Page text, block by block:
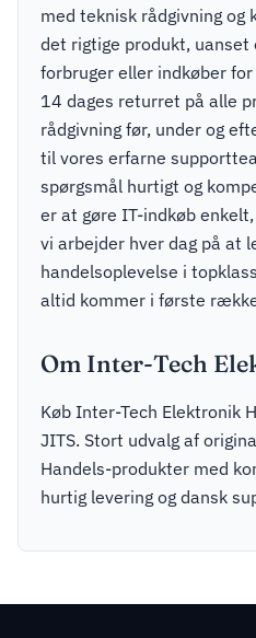
med teknisk rådgivning og
det rigtige produkt, uanset
forbruger eller indkøber
14 dages returret på alle
rådgivning før, under og
til vores erfarne
spørgsmål hurtigt og
er at gøre IT-indkøb
vi arbejder hver dag på at
handelsoplevelse i
altid kommer i første
Om Inter-Tech
Køb Inter-Tech Elektronik
JITS. Stort udvalg af
Handels-produkter med
hurtig levering og dansk